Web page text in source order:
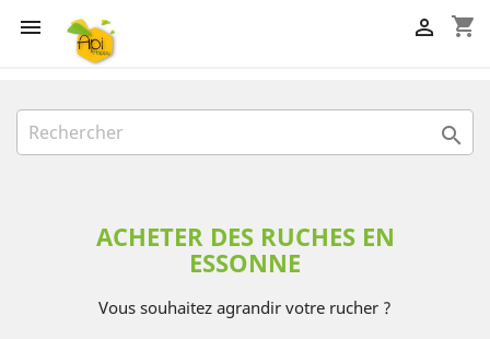
 shopping_cart


ACHETER DES RUCHES EN
ESSONNE
Vous souhaitez agrandir votre rucher ?